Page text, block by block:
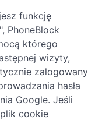
funkcję
PhoneBlock
którego
wizyty,
zalogowany
hasła
Google. Jeśli
cookie